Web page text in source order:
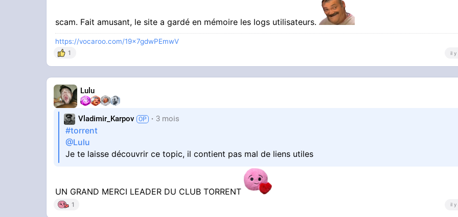
scam. Fait amusant, le site a gardé en mémoire les logs utilisateurs.
https://vocaroo.com/19x7gdwPEmwV
1 il y
Lulu
Vladimir_Karpov 3 mois
#torrent
@Lulu
Je te laisse découvrir ce topic, il contient pas mal de liens utiles
UN GRAND MERCI LEADER DU CLUB TORRENT
1 il y